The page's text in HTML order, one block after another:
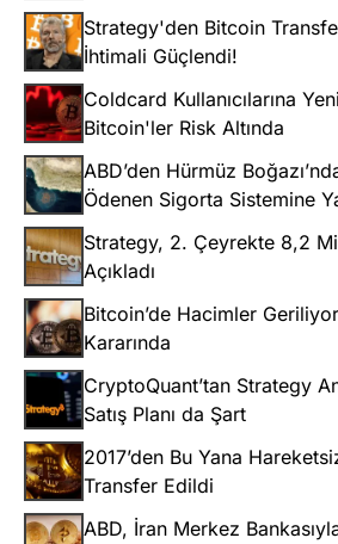
Strategy'den Bitcoin
İhtimali Güçlendi!
Coldcard Kullanıcılarına
Bitcoin'ler Risk Altında
ABD’den Hürmüz
Ödenen Sigorta Sistemine
Strategy, 2. Çeyrekte 8,2
Açıkladı
Bitcoin’de Hacimler
Kararında
CryptoQuant’tan Strategy
Satış Planı da Şart
2017’den Bu Yana
Transfer Edildi
ABD, İran Merkez